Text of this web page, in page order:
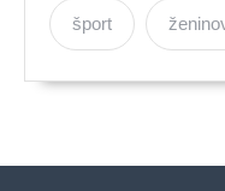
šport